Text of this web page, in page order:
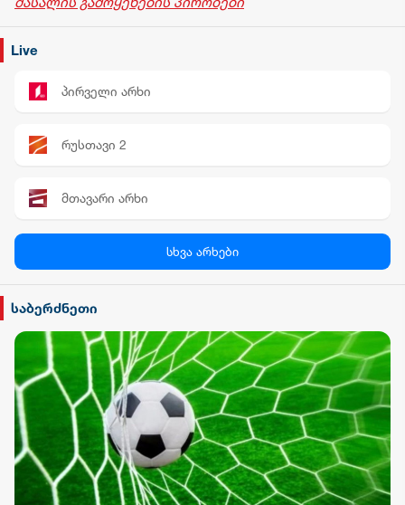
ცხედარი
რთულია, ახლა
Live
პირველი არხი
რუსთავი 2
მთავარი არხი
სილქ უნივერსალი
TV პირველი
ფორმულა
რიონი
სხვა არხები
საბერძნეთი